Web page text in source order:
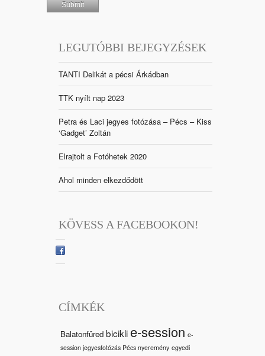
LEGUTÓBBI BEJEGYZÉSEK
TANTI Delikát a pécsi Árkádban
TTK nyílt nap 2023
Petra és Laci jegyes fotózása – Pécs – Kiss
‘Gadget’ Zoltán
Elrajtolt a Fotóhetek 2020
Ahol minden elkezdődött
KÖVESS A FACEBOOKON!
CÍMKÉK
Balatonfüred bicikli e-session e-
session jegyesfotózás Pécs nyeremény egyedi